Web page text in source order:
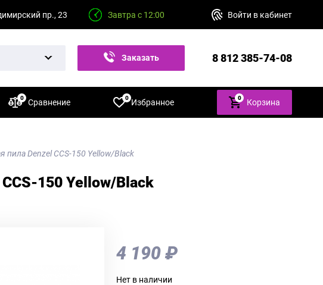
пр., 23 Завтра с 12:00 Войти в кабинет
Заказать 8 812 385-74-08
Сравнение
0 Избранное
0 0 Корзина
пила Denzel CCS-150 Yellow/Black
150 Yellow/Black
4 190 ₽
Нет в наличии